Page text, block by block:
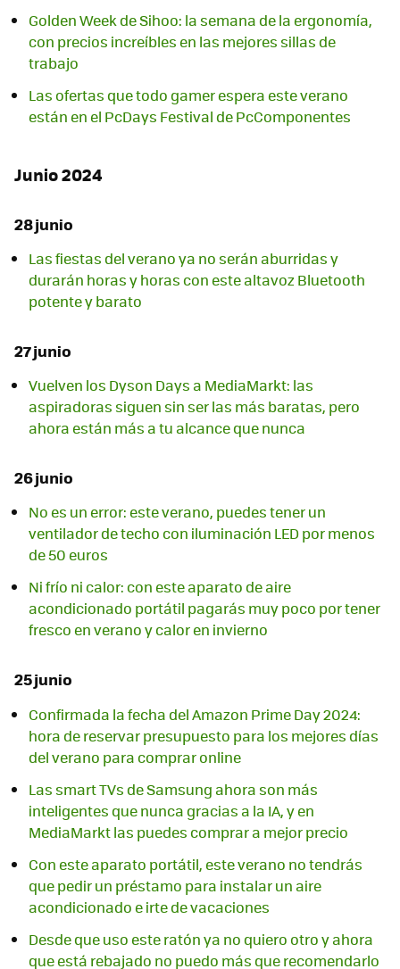
Golden Week de Sihoo: la semana de la ergonomía,
con precios increíbles en las mejores sillas de
trabajo
Las ofertas que todo gamer espera este verano
están en el PcDays Festival de PcComponentes
Junio 2024
28 junio
Las fiestas del verano ya no serán aburridas y
durarán horas y horas con este altavoz Bluetooth
potente y barato
27 junio
Vuelven los Dyson Days a MediaMarkt: las
aspiradoras siguen sin ser las más baratas, pero
ahora están más a tu alcance que nunca
26 junio
No es un error: este verano, puedes tener un
ventilador de techo con iluminación LED por menos
de 50 euros
Ni frío ni calor: con este aparato de aire
acondicionado portátil pagarás muy poco por tener
fresco en verano y calor en invierno
25 junio
Confirmada la fecha del Amazon Prime Day 2024:
hora de reservar presupuesto para los mejores días
del verano para comprar online
Las smart TVs de Samsung ahora son más
inteligentes que nunca gracias a la IA, y en
MediaMarkt las puedes comprar a mejor precio
Con este aparato portátil, este verano no tendrás
que pedir un préstamo para instalar un aire
acondicionado e irte de vacaciones
Desde que uso este ratón ya no quiero otro y ahora
que está rebajado no puedo más que recomendarlo